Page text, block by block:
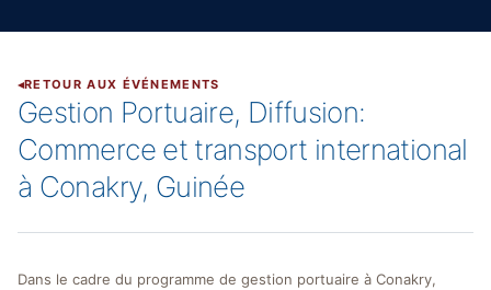
RETOUR AUX ÉVÉNEMENTS
Gestion Portuaire, Diffusion:
Commerce et transport international
à Conakry, Guinée
Dans le cadre du programme de gestion portuaire à Conakry,